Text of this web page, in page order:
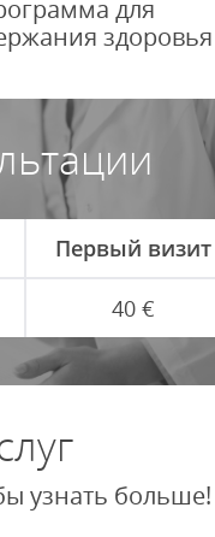
для
здоровья
Первый визит
40 €
узнать больше!